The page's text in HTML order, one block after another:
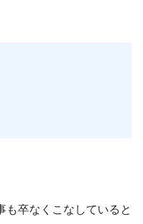
も卒なくこなしていると